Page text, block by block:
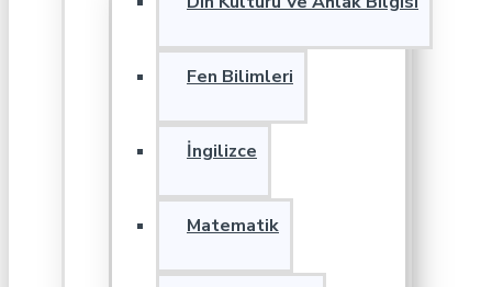
Fen Bilimleri
İngilizce
Matematik